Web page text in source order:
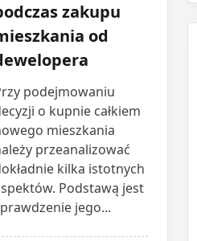
zakupu
od
podejmowaniu
o kupnie całkiem
mieszkania
przeanalizować
kilka istotnych
Podstawą jest
jego...